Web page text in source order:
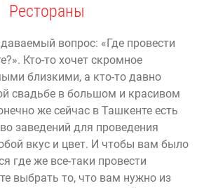
Рестораны
вопрос: «Где провести
Кто-то хочет скромное
близкими, а кто-то давно
свадьбе в большом и красивом
же сейчас в Ташкенте есть
заведений для проведения
вкус и цвет. И чтобы вам было
где же все-таки провести
выбрать то, что вам нужно из